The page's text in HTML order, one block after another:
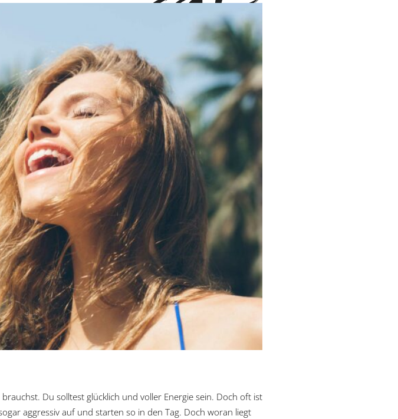
Du solltest glücklich und voller Energie sein. Doch oft ist
aggressiv auf und starten so in den Tag. Doch woran liegt